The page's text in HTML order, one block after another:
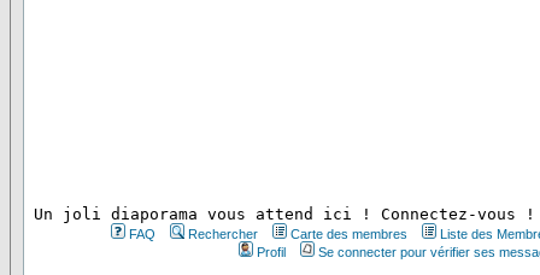
Un joli diaporama vous attend ici ! Connectez-vous !
FAQ Rechercher Carte des membres
Liste des
Profil
Se connecter pour vérifier ses